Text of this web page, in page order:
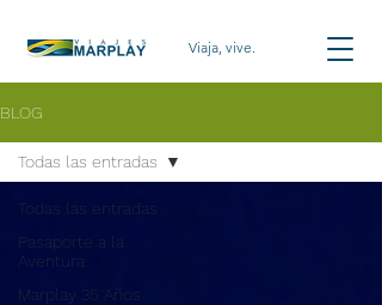
Viaja, vive.
BLOG
Todas las entradas
Pasaporte a la
Aventura
Marplay 35 Años
Todas las entradas